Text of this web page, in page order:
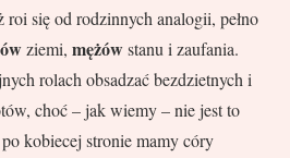
roi się od rodzinnych analogii, pełno
ziemi, mężówstanu i zaufania.
rolach obsadzać bezdzietnych i
choć – jak wiemy – nie jest to
kobiecej stronie mamy córy